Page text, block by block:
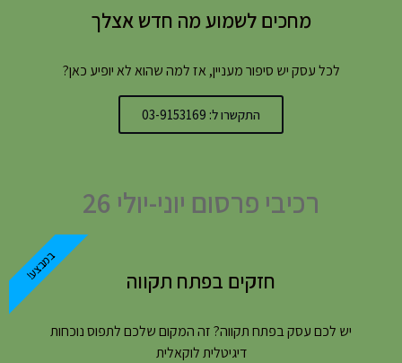
מחכים לשמוע מה חדש אצלך
לכל עסק יש סיפור מעניין, אז למה שהוא לא יופיע כאן?
התקשרו ל: 03-9153169
רכיבי פרסום יוני-יולי 26
חזקים בפתח תקווה
יש לכם עסק בפתח תקווה? זה המקום שלכם לתפוס נוכחות
דיגיטלית לוקאלית
במבצע!